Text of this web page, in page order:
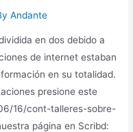
Andante
en dos debido a
de internet estaban
en su totalidad.
presione este
16/cont-talleres-sobre-
página en Scribd: